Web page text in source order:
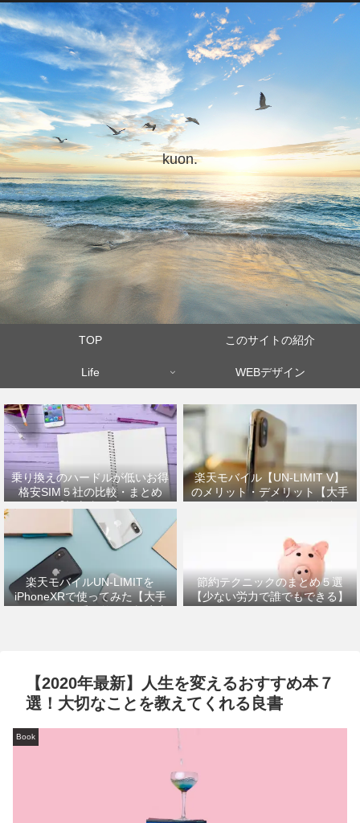
kuon.
TOP このサイトの紹介
Life WEBデザイン
乗り換えのハードルが低いお得
格安SIM５社の比較・まとめ
【初心者OK】
楽天モバイル【UN-LIMIT V】
のメリット・デメリット【大手
楽天モバイルUN-LIMITを
iPhoneXRで使ってみた【大手
キャリアから乗り換えの設定方
節約テクニックのまとめ５選
【少ない労力で誰でもできる】
【2020年最新】人生を変えるおすすめ本７
選！大切なことを教えてくれる良書
Book